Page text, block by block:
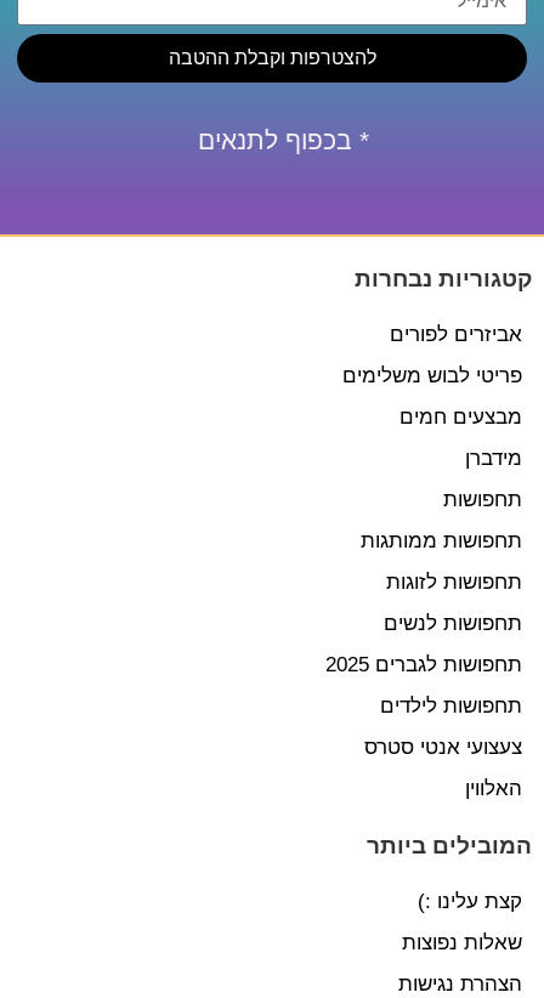
להצטרפות וקבלת ההטבה
* בכפוף לתנאים
קטגוריות נבחרות
אביזרים לפורים
פריטי לבוש משלימים
מבצעים חמים
מידברן
תחפושות
תחפושות ממותגות
תחפושות לזוגות
תחפושות לנשים
תחפושות לגברים 2025
תחפושות לילדים
צעצועי אנטי סטרס
האלווין
המובילים ביותר
קצת עלינו :)
שאלות נפוצות
הצהרת נגישות